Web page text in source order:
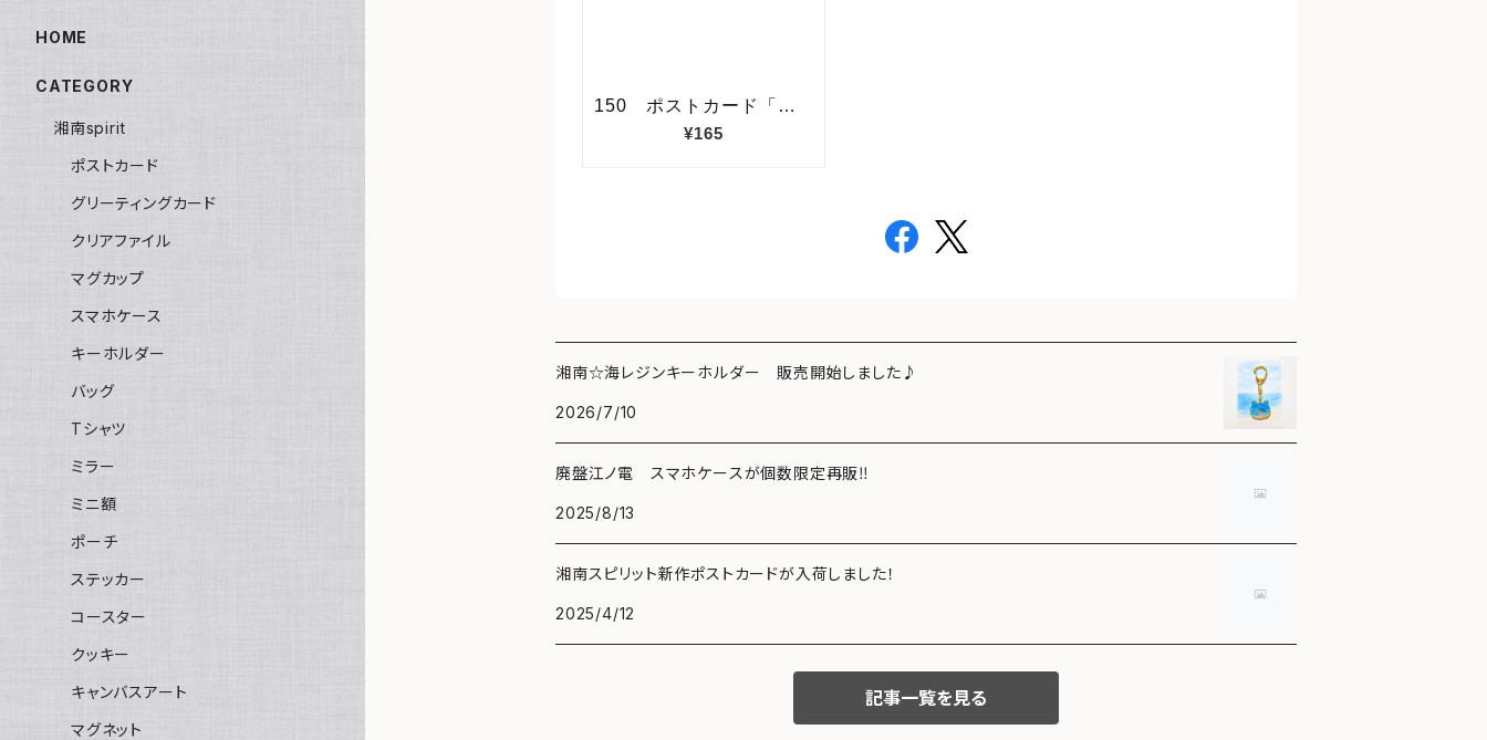
湘南☆海レジンキーホルダー 販売開始しました♪
2026/7/10
廃盤江ノ電 スマホケースが個数限定再販‼️
2025/8/13
湘南スピリット新作ポストカードが入荷しました！
2025/4/12
記事一覧を見る
HOME
CATEGORY
湘南spirit
ポストカード
グリーティングカード
クリアファイル
マグカップ
スマホケース
キーホルダー
バッグ
Tシャツ
ミラー
ミニ額
ポーチ
ステッカー
コースター
クッキー
キャンバスアート
マグネット